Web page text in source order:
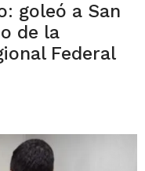
goleó a San
de la
Federal